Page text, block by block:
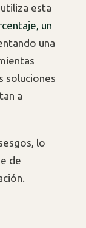
esta
un
una
soluciones
a
lo
de